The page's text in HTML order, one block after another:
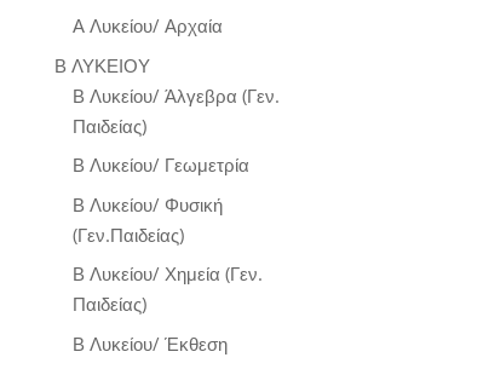
Α Λυκείου/ Αρχαία
Β ΛΥΚΕΙΟΥ
Β Λυκείου/ Άλγεβρα (Γεν.
Παιδείας)
Β Λυκείου/ Γεωμετρία
Β Λυκείου/ Φυσική
(Γεν.Παιδείας)
Β Λυκείου/ Χημεία (Γεν.
Παιδείας)
Β Λυκείου/ Έκθεση